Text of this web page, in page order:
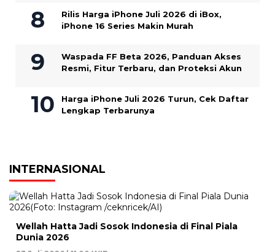
Rilis Harga iPhone Juli 2026 di iBox,
iPhone 16 Series Makin Murah
Waspada FF Beta 2026, Panduan Akses
Resmi, Fitur Terbaru, dan Proteksi Akun
Harga iPhone Juli 2026 Turun, Cek Daftar
Lengkap Terbarunya
INTERNASIONAL
Wellah Hatta Jadi Sosok Indonesia di Final Piala
Dunia 2026